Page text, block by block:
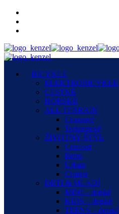
BICYKLE
ELEKTROBICYKLE
CESTNÉ
HORSKÉ
ALL TERRAIN
Crossové
Trekingové
ŽIVOTNÝ ŠTÝL
Comfort
Retro
Urban
Cruiser
DETI & MLADÍ
MINI – detské
KIDS – detské
TEENS – detské